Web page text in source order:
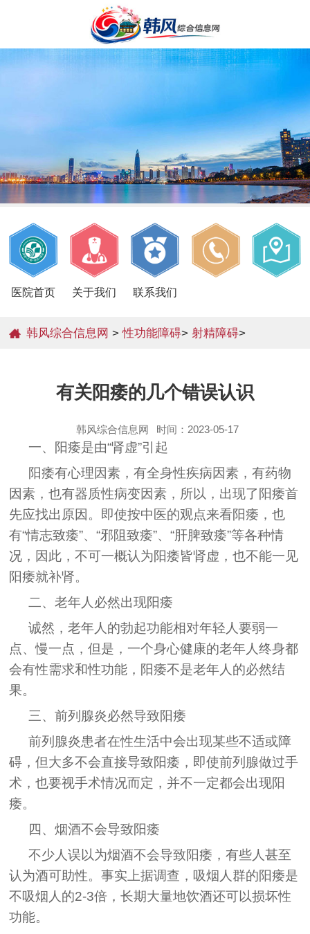
医院首页 关于我们 联系我们
韩风综合信息网 >性功能障碍>射精障碍>
有关阳痿的几个错误认识
韩风综合信息网 时间：2023-05-17
一、阳痿是由“肾虚”引起
阳痿有心理因素，有全身性疾病因素，有药物
因素，也有器质性病变因素，所以，出现了阳痿首
先应找出原因。即使按中医的观点来看阳痿，也
有“情志致痿”、“邪阻致痿”、“肝脾致痿”等各种情
况，因此，不可一概认为阳痿皆肾虚，也不能一见
阳痿就补肾。
二、老年人必然出现阳痿
诚然，老年人的勃起功能相对年轻人要弱一
点、慢一点，但是，一个身心健康的老年人终身都
会有性需求和性功能，阳痿不是老年人的必然结
果。
三、前列腺炎必然导致阳痿
前列腺炎患者在性生活中会出现某些不适或障
碍，但大多不会直接导致阳痿，即使前列腺做过手
术，也要视手术情况而定，并不一定都会出现阳
痿。
四、烟酒不会导致阳痿
不少人误以为烟酒不会导致阳痿，有些人甚至
认为酒可助性。事实上据调查，吸烟人群的阳痿是
不吸烟人的2-3倍，长期大量地饮酒还可以损坏性
功能。